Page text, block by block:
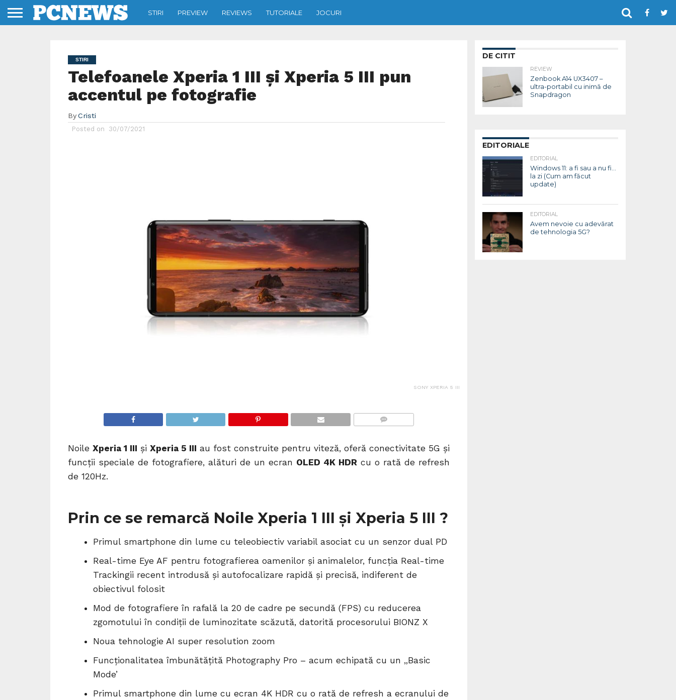
STIRI PREVIEW REVIEWS TUTORIALE JOCURI
STIRI
Telefoanele Xperia 1 III și Xperia 5 III pun
accentul pe fotografie
By Cristi
Posted on 30/07/2021
SONY XPERIA 5 III
Noile Xperia 1 III și Xperia 5 III au fost construite pentru viteză, oferă conectivitate 5G și
funcții speciale de fotografiere, alături de un ecran OLED 4K HDR cu o rată de refresh
de 120Hz.
Prin ce se remarcă Noile Xperia 1 III și Xperia 5 III ?
Primul smartphone din lume cu teleobiectiv variabil asociat cu un senzor dual PD
Real-time Eye AF pentru fotografierea oamenilor și animalelor, funcția Real-time
Trackingii recent introdusă și autofocalizare rapidă și precisă, indiferent de
obiectivul folosit
Mod de fotografiere în rafală la 20 de cadre pe secundă (FPS) cu reducerea
zgomotului în condiții de luminozitate scăzută, datorită procesorului BIONZ X
Noua tehnologie AI super resolution zoom
Funcționalitatea îmbunătățită Photography Pro – acum echipată cu un „Basic
Mode’
Primul smartphone din lume cu ecran 4K HDR cu o rată de refresh a ecranului de
DE CITIT
REVIEW
Zenbook A14 UX3407 –
ultra-portabil cu inimă de
Snapdragon
EDITORIALE
EDITORIAL
Windows 11: a fi sau a nu fi…
la zi (Cum am făcut
update)
EDITORIAL
Avem nevoie cu adevărat
de tehnologia 5G?